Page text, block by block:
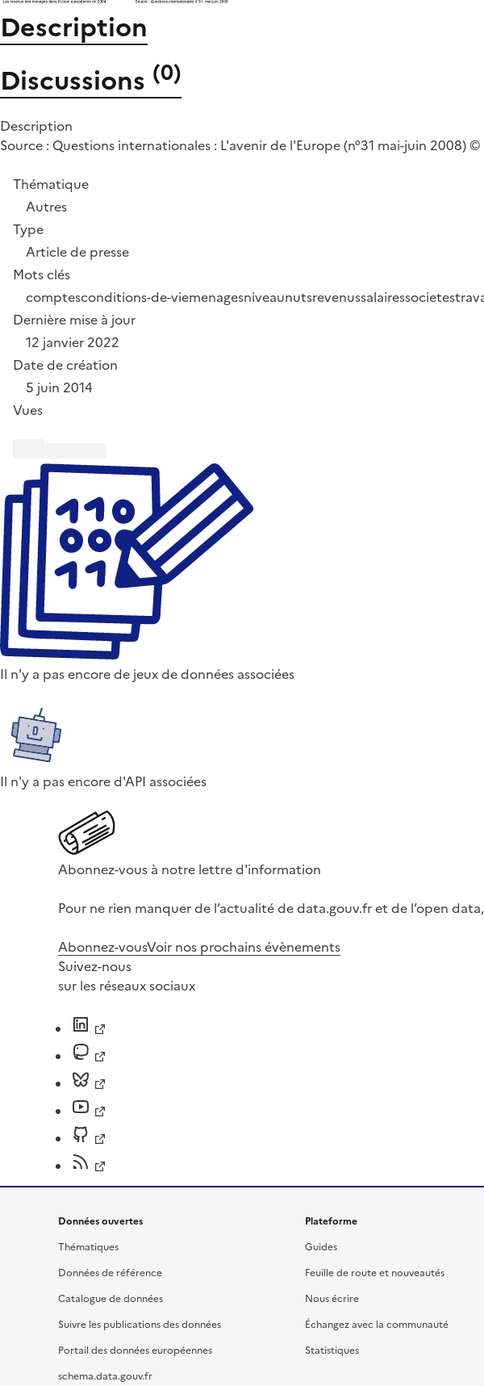
Description
Discussions (0)
Description
Source : Questions internationales : L'avenir de l'Europe (n°31 mai-juin 2008) ©
Thématique
Autres
Type
Article de presse
Mots clés
comptesconditions-de-viemenagesniveaunutsrevenussalairessocietes
Dernière mise à jour
12 janvier 2022
Date de création
5 juin 2014
Vues
Il n'y a pas encore de jeux de données associées
Il n'y a pas encore d'API associées
Abonnez-vous à notre lettre d'information
Pour ne rien manquer de l’actualité de data.gouv.fr et de l’open
Abonnez-vousVoir nos prochains évènements
Suivez-nous
sur les réseaux sociaux
Données ouvertes
Thématiques
Données de référence
Catalogue de données
Suivre les publications des données
Portail des données européennes
schema.data.gouv.fr
Plateforme
Guides
Feuille de route et nouveautés
Nous écrire
Échangez avec la communauté
Statistiques